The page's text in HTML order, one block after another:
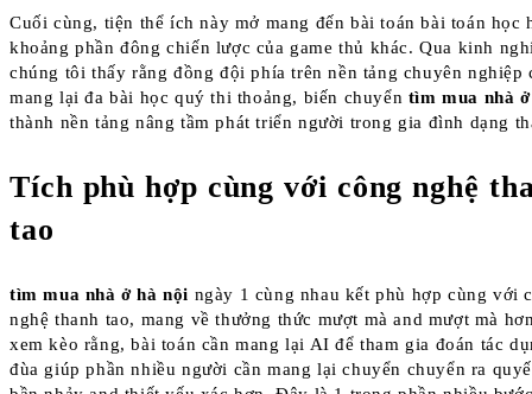
Cuối cùng, tiện thể ích này mở mang đến bài toán bài toán học
khoảng phần đông chiến lược của game thủ khác. Qua kinh
chúng tôi thấy rằng đồng đội phía trên nền tảng chuyên nghiệp
mang lại đa bài học quý thi thoảng, biến chuyển tìm mua nhà
thành nền tảng nâng tầm phát triển người trong gia đình dạng
Tích phù hợp cùng với công nghệ
tao
tìm mua nhà ở hà nội ngày 1 cùng nhau kết phù hợp cùng với
nghệ thanh tao, mang về thưởng thức mượt mà and mượt mà
xem kèo rằng, bài toán cần mang lại AI để tham gia đoán tác
đùa giúp phần nhiều người cần mang lại chuyển chuyển ra